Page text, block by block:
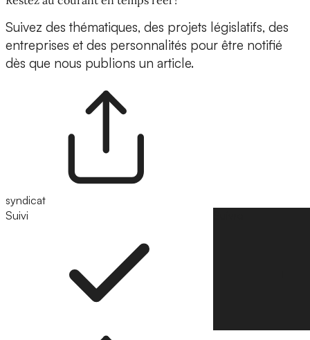
Suivez des thématiques, des projets législatifs, des
entreprises et des personnalités pour être notifié
dès que nous publions un article.
syndicat
Suivi